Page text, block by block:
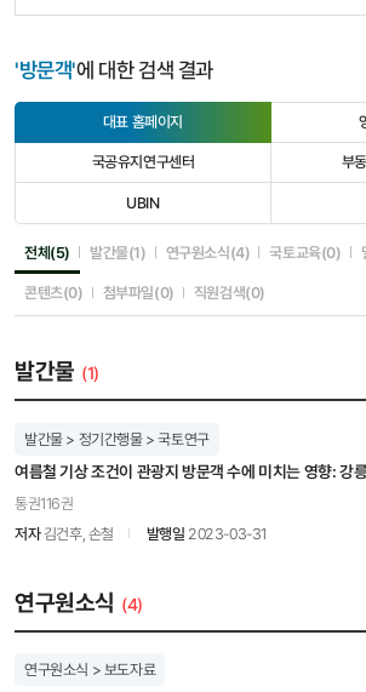
'방문객'에 대한 검색 결과
대표 홈페이지
선
택
됨
국공유지연구센터
선
택
안
됨
부
UBIN
선
택
안
됨
전체(5) 선택됨발간물(1)선택안됨
연구원소식(4)선택안됨
국토교육(0)선
콘텐츠(0)선택안됨
첨부파일(0)선택안됨
직원검색(0)
발간물 (1)
발간물 > 정기간행물 > 국토연구
여름철 기상 조건이 관광지 방문객 수에 미치는 영향: 강
통권116권
저자김건후, 손철 발행일 2023-03-31
연구원소식 (4)
연구원소식 > 보도자료